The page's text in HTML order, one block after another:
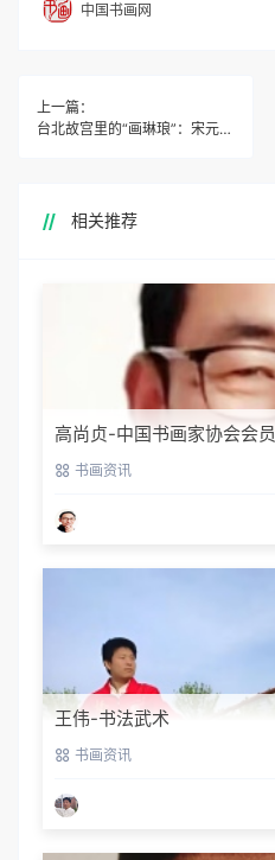
中国书画网
上一篇：
台北故宫里的“画琳琅”：宋元明清，看尽“货郎”
相关推荐
高尚贞-中国书画家协会会员
书画资讯
王伟-书法武术
书画资讯